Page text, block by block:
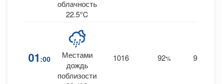
облачность
22.5°C
01 :00
Местами
дождь
поблизости
1016 92% 9